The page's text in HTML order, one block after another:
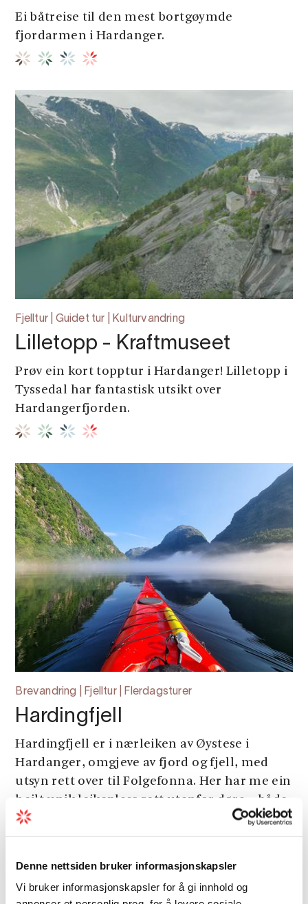
Denne nettsiden bruker informasjonskapsler
Vi bruker informasjonskapsler for å gi innhold og
Ei båtreise til den mest bortgøymde
fjordarmen i Hardanger.
Fjelltur | Guidet tur | Kulturvandring
Lilletopp - Kraftmuseet
Prøv ein kort topptur i Hardanger! Lilletopp i
Tyssedal har fantastisk utsikt over
Hardangerfjorden.
Brevandring | Fjelltur | Flerdagsturer
Hardingfjell
Hardingfjell er i nærleiken av Øystese i
Hardanger, omgjeve av fjord og fjell, med
utsyn rett over til Folgefonna. Her har me ein
heilt unik leikeplass rett utanfor døra – både
på fjellet og på fjorden – og me er v...